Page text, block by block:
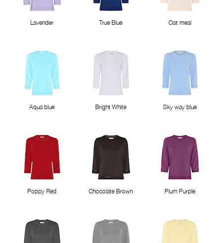
Lavender True Blue Oat meal
Aqua blue Bright White Sky way blue
Poppy Red Chocolate Brown Plum Purple